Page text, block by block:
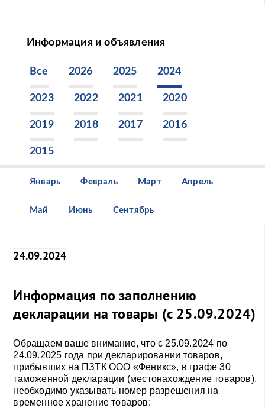
Информация и объявления
Все 2026 2025 2024
2023 2022 2021 2020
2019 2018 2017 2016
2015
Январь Февраль Март Апрель
Май Июнь Сентябрь
24.09.2024
Информация по заполнению
декларации на товары (с 25.09.2024)
Обращаем ваше внимание, что с 25.09.2024 по
24.09.2025 года при декларировании товаров,
прибывших на ПЗТК ООО «Феникс», в графе 30
таможенной декларации (местонахождение товаров),
необходимо указывать номер разрешения на
временное хранение товаров: